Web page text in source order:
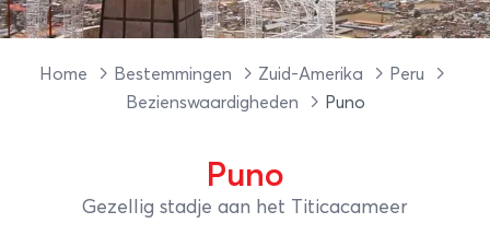
Home Bestemmingen Zuid-Amerika
Peru
Bezienswaardigheden
Puno
Puno
Gezellig stadje aan het Titicacameer